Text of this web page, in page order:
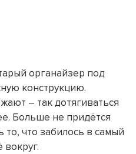
органайзер под
конструкцию.
– так дотягиваться
Больше не придётся
то, что забилось в самый
вокруг.